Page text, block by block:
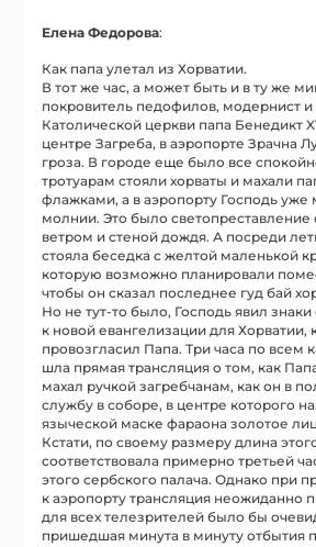
Елена Федорова:
Как папа улетал из Хорватии.
В тот же час, а может быть и в ту же
покровитель педофилов, модернист и
Католической церкви папа Бенедикт
центре Загреба, в аэропорте Зрачна
гроза. В городе еще было все
тротуарам стояли хорваты и махали
флажками, а в аэропорту Господь уже
молнии. Это было
ветром и стеной дождя. А посреди
стояла беседка с желтой маленькой
которую возможно планировали
чтобы он сказал последнее гуд бай
Но не тут-то было, Господь явил
к новой евангелизации для Хорватии,
провозгласил Папа. Три часа по всем
шла прямая трансляция о том, как
махал ручкой загребчанам, как он в
службу в соборе, в центре которого
языческой маске фараона золотое
Кстати, по своему размеру длина
соответствовала примерно третьей
этого сербского палача. Однако при
к аэропорту трансляция неожиданно
для всех телезрителей было бы
пришедшая минута в минуту отбытия